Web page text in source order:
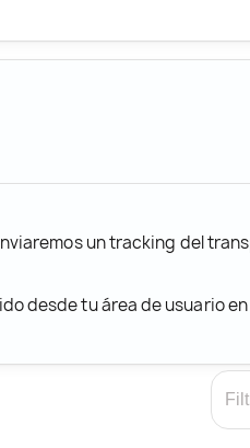
un tracking del
desde tu área de usuario en